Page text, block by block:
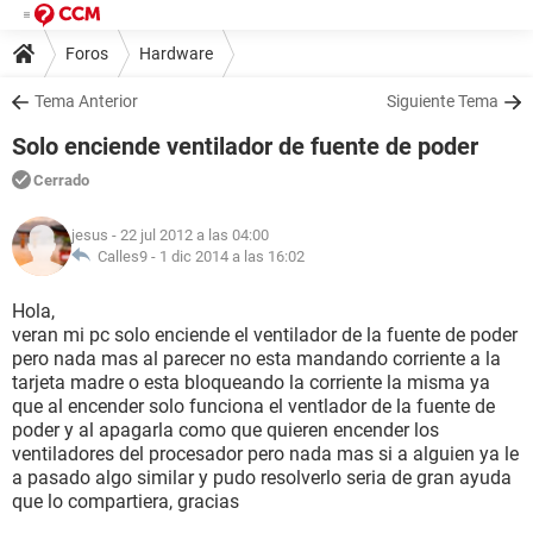
Foros Hardware
Tema Anterior Siguiente Tema
Solo enciende ventilador de fuente de poder
Cerrado
jesus - 22 jul 2012 a las 04:00
Calles9 - 1 dic 2014 a las 16:02
Hola,
veran mi pc solo enciende el ventilador de la fuente de poder
pero nada mas al parecer no esta mandando corriente a la
tarjeta madre o esta bloqueando la corriente la misma ya
que al encender solo funciona el ventlador de la fuente de
poder y al apagarla como que quieren encender los
ventiladores del procesador pero nada mas si a alguien ya le
a pasado algo similar y pudo resolverlo seria de gran ayuda
que lo compartiera, gracias